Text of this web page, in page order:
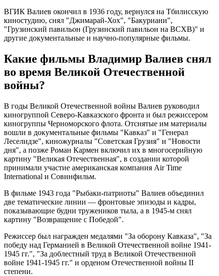
ВГИК Валиев окончил в 1936 году, вернулся на Тбилисскую
киностудию, снял "Джимарай-Хох", "Бакуриани",
"Грузинский павильон (Грузинский павильон на ВСХВ)" и
другие документальные и научно-популярные фильмы.
Какие фильмы Владимир Валиев снял
во время Великой Отечественной
войны?
В годы Великой Отечественной войны Валиев руководил
киногруппой Северо-Кавказского фронта и был режиссером
киногруппы Черноморского флота. Отснятые им материалы
вошли в документальные фильмы "Кавказ" и "Генерал
Леселидзе", киножурналы "Советская Грузия" и "Новости
дня", а позже Роман Кармен включил их в многосерийную
картину "Великая Отечественная", в создании которой
принимали участие американская компания Air Time
International и Совинфильм.
В фильме 1943 года "Рыбаки-патриоты" Валиев объединил
две тематические линии — фронтовые эпизоды и кадры,
показывающие будни тружеников тыла, а в 1945-м снял
картину "Возвращение с Победой".
Режиссер был награжден медалями "За оборону Кавказа", "За
победу над Германией в Великой Отечественной войне 1941-
1945 гг.", "За доблестный труд в Великой Отечественной
войне 1941-1945 гг." и орденом Отечественной войны II
степени.